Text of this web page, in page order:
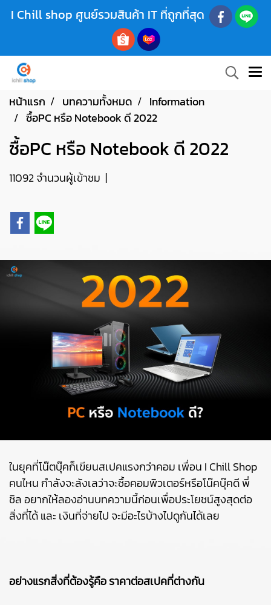
I Chill shop ศูนย์รวมสินค้า IT ที่ถูกที่สุด
หน้าแรก บทความทั้งหมด
Information
ซื้อPC หรือ Notebook ดี 2022
ซื้อPC หรือ Notebook ดี 2022
11092 จำนวนผู้เข้าชม |
ในยุคที่โน๊ตบุ๊คก็เขียนสเปคแรงกว่าคอม เพื่อน I Chill Shop
คนไหน กำลังจะลังเลว่าจะซื้อคอมพิวเตอร์หรือโน๊คบุ๊คดี พี่
ชิล อยากให้ลองอ่านบทความนี้ก่อนเพื่อประโยชน์สูงสุดต่อ
สิ่งที่ได้ และ เงินที่จ่ายไป จะมีอะไรบ้างไปดูกันได้เลย
อย่างแรกสิ่งที่ต้องรู้คือ ราคาต่อสเปคที่ต่างกัน